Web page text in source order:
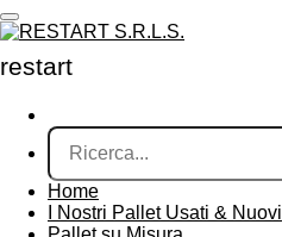
Vai
al
contenuto
restart
Home
I Nostri Pallet Usati & Nuovi